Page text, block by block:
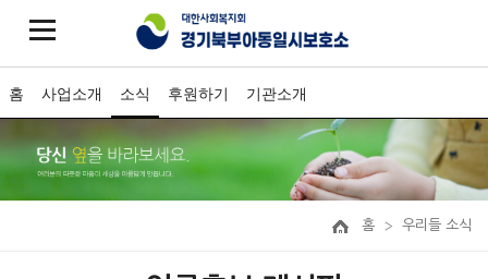
홈 사업소개 소식 후원하기 기관소개
홈 우리들 소식